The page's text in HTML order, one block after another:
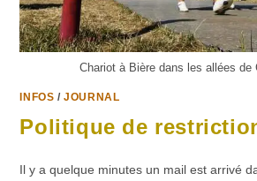
Chariot à Bière dans les allées de
INFOS /JOURNAL
Politique de
Il y a quelque minutes un mail est arrivé